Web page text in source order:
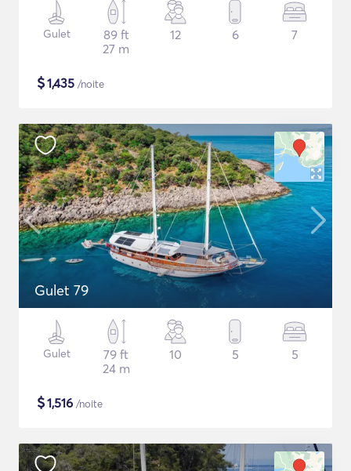
Gulet
89 ft
27 m
12 6 7
$1,435 /noite
Gulet 79
Gulet
79 ft
24 m
10 5 5
$1,516 /noite